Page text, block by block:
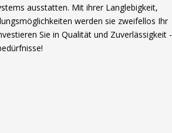
ausstatten. Mit ihrer Langlebigkeit,
werden sie zweifellos Ihr
Sie in Qualität und Zuverlässigkeit -